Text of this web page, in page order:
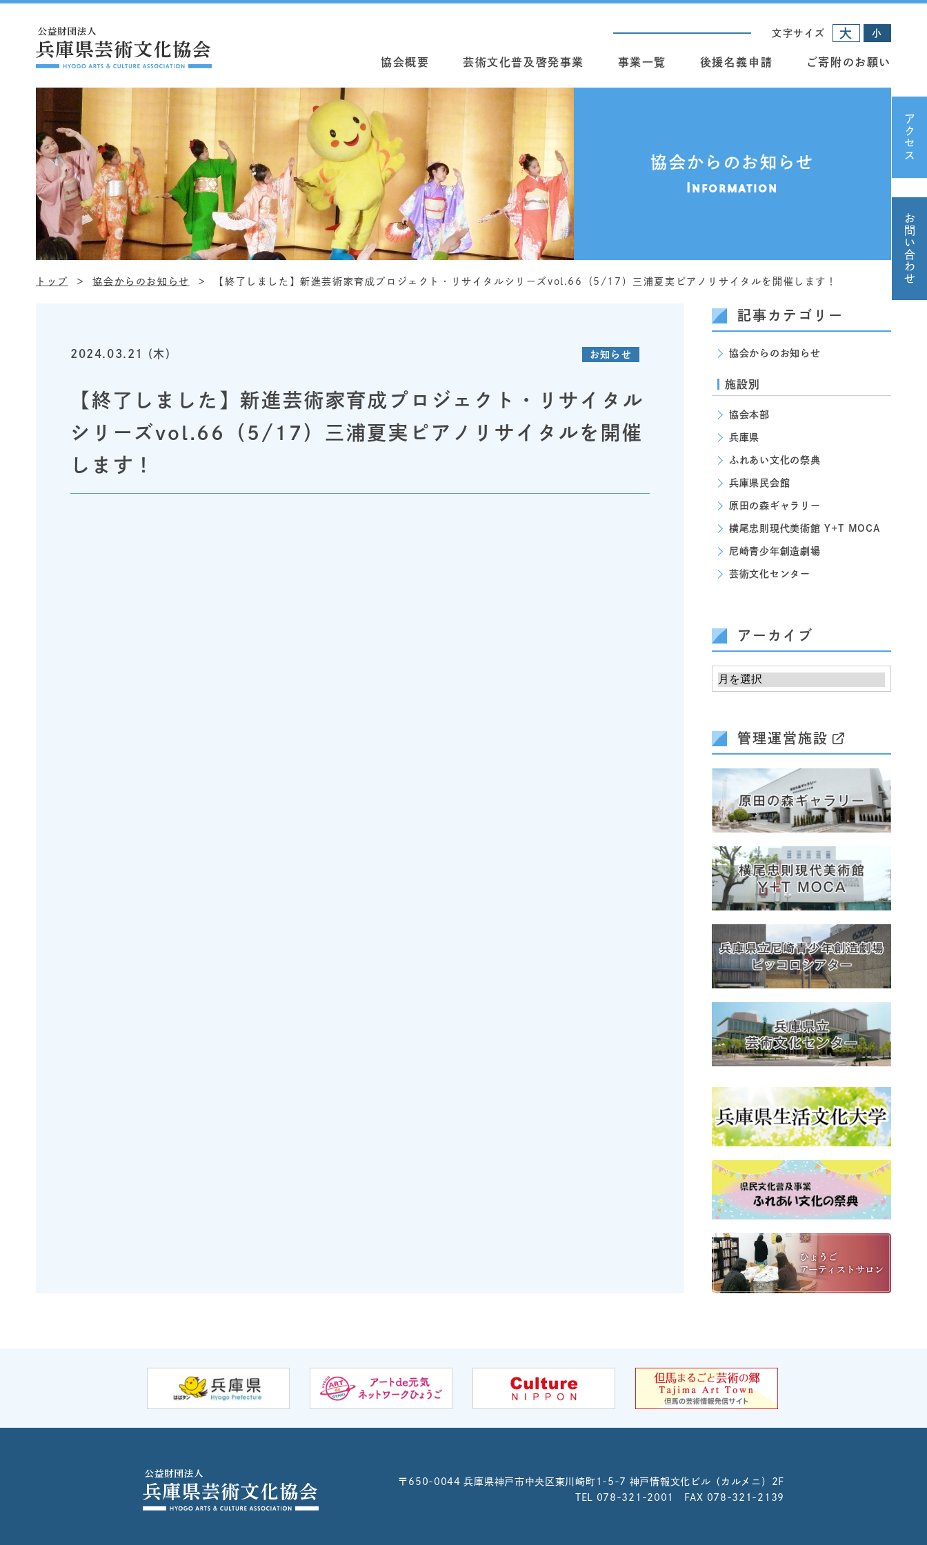
文字サイズ 大 小
協会概要 芸術文化普及啓発事業 事業一覧 後援名義申請 ご寄附のお願い
アクセス
お問い合わせ
協会からのお知らせ
Information
トップ 協会からのお知らせ 【終了しました】新進芸術家育成プロジェクト・リサイタルシリーズvol.66（5/17）三浦夏実ピアノリサイタルを開催します！
2024.03.21 (木) お知らせ
【終了しました】新進芸術家育成プロジェクト・リサイタル
シリーズvol.66（5/17）三浦夏実ピアノリサイタルを開催
します！
記事カテゴリー
協会からのお知らせ
施設別
協会本部
兵庫県
ふれあい文化の祭典
兵庫県民会館
原田の森ギャラリー
横尾忠則現代美術館 Y+T MOCA
尼崎青少年創造劇場
芸術文化センター
アーカイブ
管理運営施設
〒650-0044兵庫県神戸市中央区東川崎町1-5-7 神戸情報文化ビル（カルメニ）2F
TEL 078-321-2001 FAX 078-321-2139